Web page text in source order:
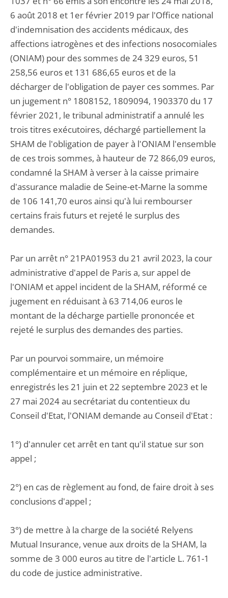
6 août 2018 et 1er février 2019 par l'Office national
d'indemnisation des accidents médicaux, des
affections iatrogènes et des infections nosocomiales
(ONIAM) pour des sommes de 24 329 euros, 51
258,56 euros et 131 686,65 euros et de la
décharger de l'obligation de payer ces sommes. Par
un jugement n° 1808152, 1809094, 1903370 du 17
février 2021, le tribunal administratif a annulé les
trois titres exécutoires, déchargé partiellement la
SHAM de l'obligation de payer à l'ONIAM l'ensemble
de ces trois sommes, à hauteur de 72 866,09 euros,
condamné la SHAM à verser à la caisse primaire
d'assurance maladie de Seine-et-Marne la somme
de 106 141,70 euros ainsi qu'à lui rembourser
certains frais futurs et rejeté le surplus des
demandes.
Par un arrêt n° 21PA01953 du 21 avril 2023, la cour
administrative d'appel de Paris a, sur appel de
l'ONIAM et appel incident de la SHAM, réformé ce
jugement en réduisant à 63 714,06 euros le
montant de la décharge partielle prononcée et
rejeté le surplus des demandes des parties.
Par un pourvoi sommaire, un mémoire
complémentaire et un mémoire en réplique,
enregistrés les 21 juin et 22 septembre 2023 et le
27 mai 2024 au secrétariat du contentieux du
Conseil d'Etat, l'ONIAM demande au Conseil d'Etat :
1°) d'annuler cet arrêt en tant qu'il statue sur son
appel ;
2°) en cas de règlement au fond, de faire droit à ses
conclusions d'appel ;
3°) de mettre à la charge de la société Relyens
Mutual Insurance, venue aux droits de la SHAM, la
somme de 3 000 euros au titre de l'article L. 761-1
du code de justice administrative.